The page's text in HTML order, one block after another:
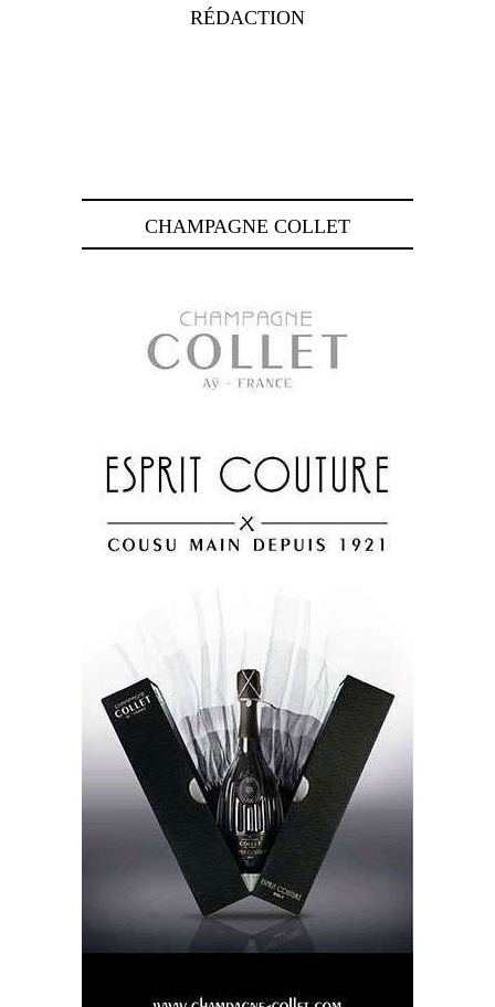
RÉDACTION
CHAMPAGNE COLLET